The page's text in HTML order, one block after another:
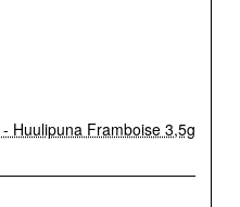
Huulipuna Framboise 3,5g